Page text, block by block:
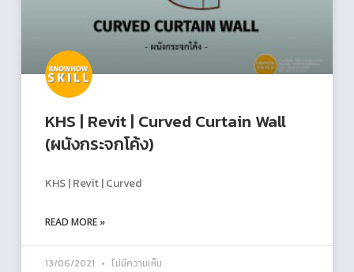
KHS | Revit | Curved Curtain Wall
(ผนังกระจกโค้ง)
KHS | Revit | Curved
READ MORE »
13/06/2021 ไม่มีความเห็น